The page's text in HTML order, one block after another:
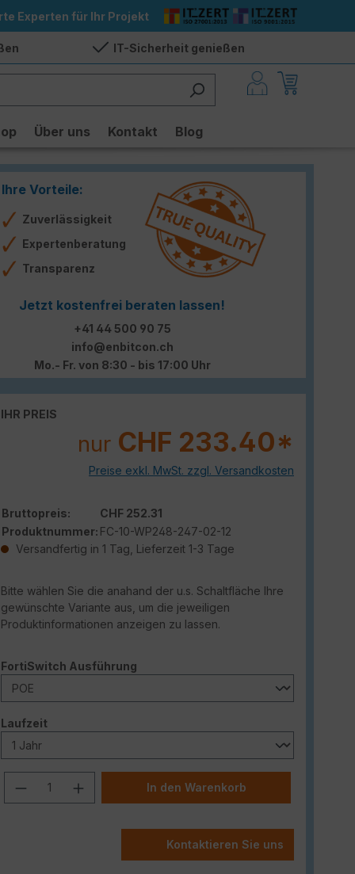
Experten für Ihr Projekt
IT-Sicherheit genießen
Über uns Kontakt Blog
Ihre Vorteile:
Zuverlässigkeit
Expertenberatung
Transparenz
Jetzt kostenfrei beraten lassen!
+41 44 500 90 75
info@enbitcon.ch
Mo.- Fr. von 8:30 - bis 17:00 Uhr
IHR PREIS
nur CHF 233.40*
Preise exkl. MwSt. zzgl. Versandkosten
Bruttopreis:
CHF 252.31
Produktnummer: FC-10-WP248-247-02-12
Versandfertig in 1 Tag, Lieferzeit 1-3 Tage
Bitte wählen Sie die anahand der u.s. Schaltfläche Ihre
gewünschte Variante aus, um die jeweiligen
Produktinformationen anzeigen zu lassen.
FortiSwitch Ausführung
Laufzeitauswählen
Produkt Anzahl: Gib den
In den Warenkorb
Kontaktieren Sie uns